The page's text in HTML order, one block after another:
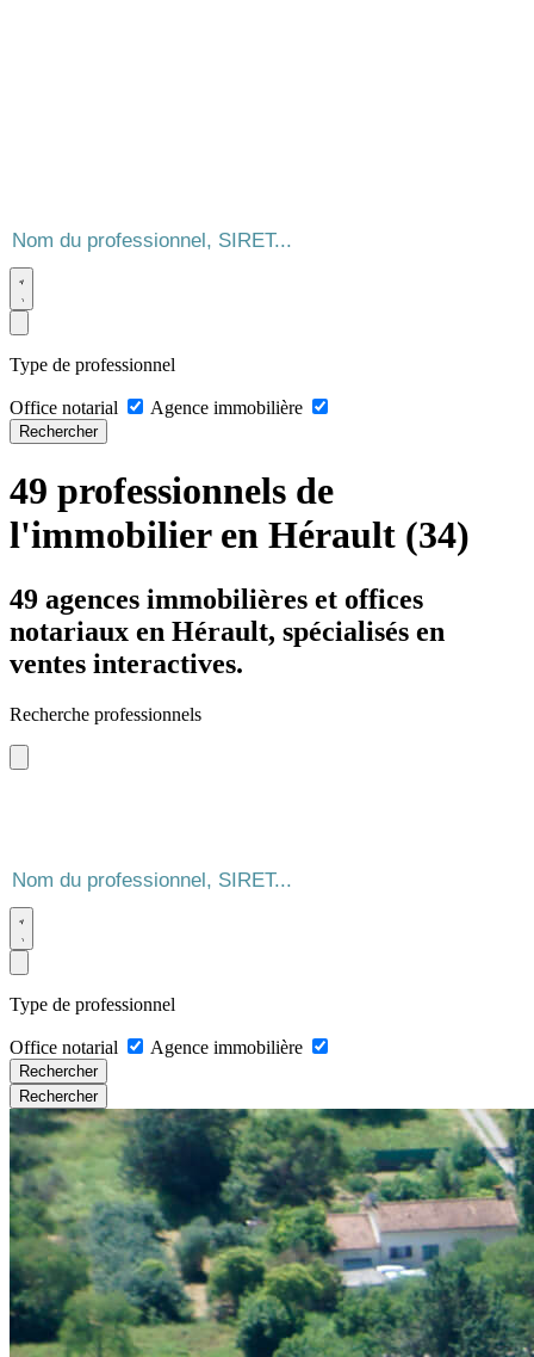
Type de professionnel
Office notarial Agence immobilière
Rechercher
49 professionnels de
l'immobilier en Hérault (34)
49 agences immobilières et offices
notariaux en Hérault, spécialisés en
ventes interactives.
Recherche professionnels
Type de professionnel
Office notarial Agence immobilière
Rechercher
Rechercher